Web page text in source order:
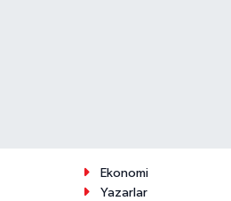
Ekonomi
Yazarlar